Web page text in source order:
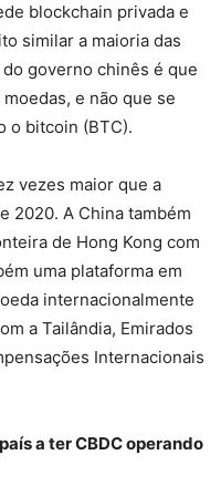
blockchain privada e
similar a maioria das
governo chinês é que
e não que se
o bitcoin (BTC).
vezes maior que a
2020. A China também
de Hong Kong com
uma plataforma em
internacionalmente
a Tailândia, Emirados
Internacionais
a ter CBDC operando